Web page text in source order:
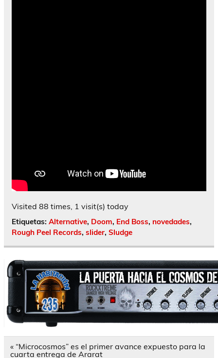
Visited 88 times, 1 visit(s) today
Etiquetas: Alternative, Doom, End Boss, novedades,
Rough Peel Records, slider, Sludge
Navegación
de
« “Microcosmos” es el primer avance expuesto para la
cuarta entrega de Ararat